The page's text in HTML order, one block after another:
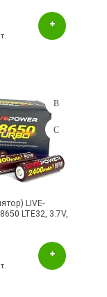
LIVE-
LTE32, 3.7V,